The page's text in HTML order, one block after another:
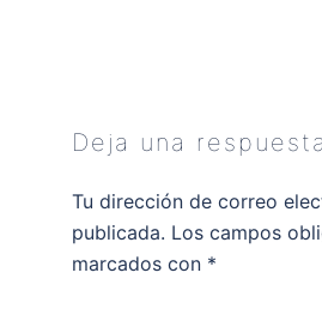
Deja una respuesta
Tu dirección de correo
publicada. Los campos
marcados con *